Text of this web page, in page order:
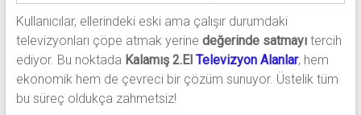
Kullanıcılar, ellerindeki eski ama çalışır durumdaki
televizyonları çöpe atmak yerine değerinde satmayıtercih
ediyor. Bu noktada Kalamış 2.El Televizyon Alanlar, hem
ekonomik hem de çevreci bir çözüm sunuyor. Üstelik tüm
bu süreç oldukça zahmetsiz!